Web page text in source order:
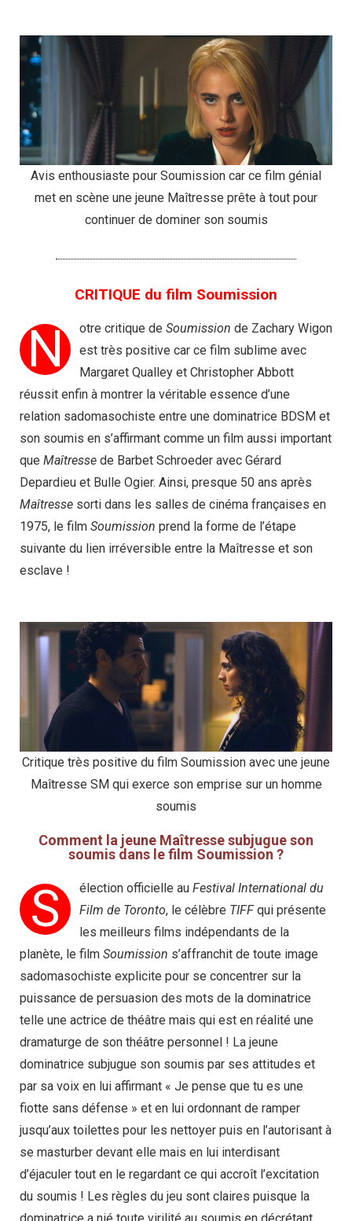
Avis enthousiaste pour Soumission car ce film génial
met en scène une jeune Maîtresse prête à tout pour
continuer de dominer son soumis
CRITIQUE du film Soumission
N otre critique de Soumission de Zachary Wigon
est très positive car ce film sublime avec
Margaret Qualley et Christopher Abbott
réussit enfin à montrer la véritable essence d’une
relation sadomasochiste entre une dominatrice BDSM et
son soumis en s’affirmant comme un film aussi important
que Maîtresse de Barbet Schroeder avec Gérard
Depardieu et Bulle Ogier. Ainsi, presque 50 ans après
Maîtresse sorti dans les salles de cinéma françaises en
1975, le film Soumission prend la forme de l’étape
suivante du lien irréversible entre la Maîtresse et son
esclave !
Critique très positive du film Soumission avec une jeune
Maîtresse SM qui exerce son emprise sur un homme
soumis
Comment la jeune Maîtresse subjugue son
soumis dans le film Soumission ?
S élection officielle au Festival International du
Film de Toronto, le célèbre TIFFqui présente
les meilleurs films indépendants de la
planète, le film Soumission s’affranchit de toute image
sadomasochiste explicite pour se concentrer sur la
puissance de persuasion des mots de la dominatrice
telle une actrice de théâtre mais qui est en réalité une
dramaturge de son théâtre personnel ! La jeune
dominatrice subjugue son soumis par ses attitudes et
par sa voix en lui affirmant « Je pense que tu es une
fiotte sans défense » et en lui ordonnant de ramper
jusqu’aux toilettes pour les nettoyer puis en l’autorisant à
se masturber devant elle mais en lui interdisant
d’éjaculer tout en le regardant ce qui accroît l’excitation
du soumis ! Les règles du jeu sont claires puisque la